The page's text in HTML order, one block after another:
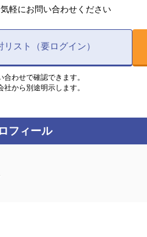
軽にお問い合わせください
リスト（要ログイン）
わせで確認できます。
から別途明示します。
フィール